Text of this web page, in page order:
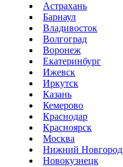
Астрахань
Барнаул
Владивосток
Волгоград
Воронеж
Екатеринбург
Ижевск
Иркутск
Казань
Кемерово
Краснодар
Красноярск
Москва
Нижний Новгород
Новокузнецк